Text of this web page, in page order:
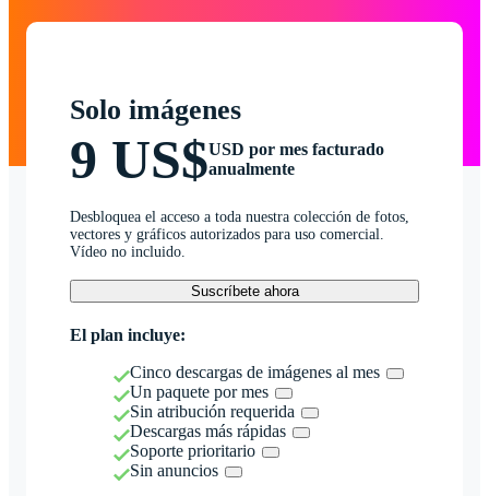
Solo imágenes
9 US$USD por mes facturado
anualmente
Desbloquea el acceso a toda nuestra colección de fotos,
vectores y gráficos autorizados para uso comercial.
Vídeo no incluido.
Suscríbete ahora
El plan incluye:
Cinco descargas de imágenes al mes
Un paquete por mes
Sin atribución requerida
Descargas más rápidas
Soporte prioritario
Sin anuncios